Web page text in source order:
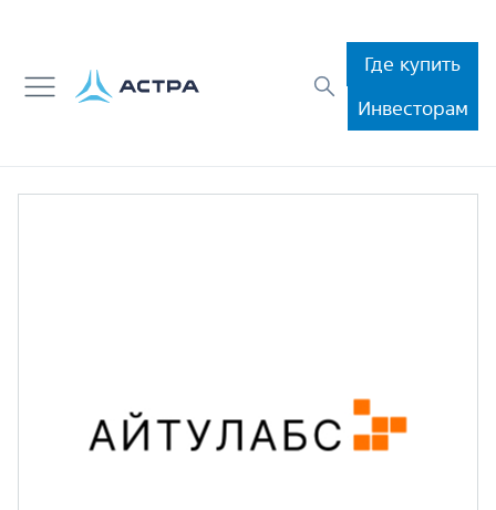
Где купить
Инвесторам